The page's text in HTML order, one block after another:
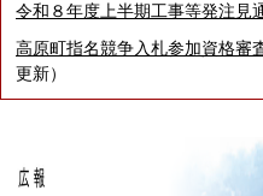
令和８年度上半期工事等発注見
高原町指名競争入札参加資格審
更新